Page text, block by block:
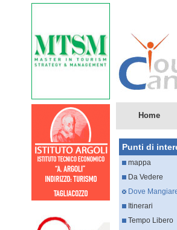
Home
Punti di
mappa
Da Vedere
Dove
Itinerari
Tempo Libero